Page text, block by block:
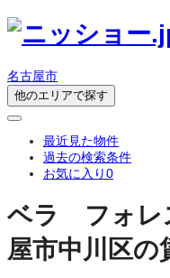
名古屋市
他のエリアで探す
最近見た物件
過去の検索条件
お気に入り0
ベラ フォレ
屋市中川区の